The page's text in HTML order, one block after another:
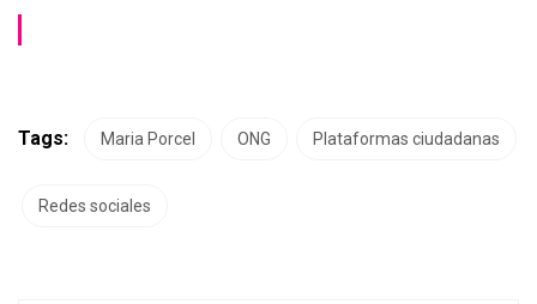
Tags: Maria Porcel ONG Plataformas ciudadanas
Redes sociales